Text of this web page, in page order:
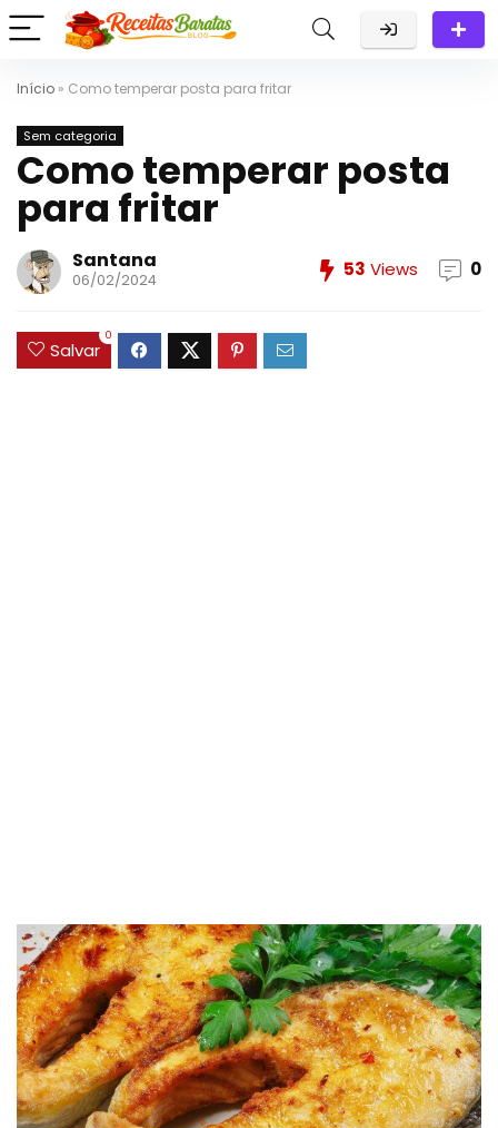
Início » Como temperar posta para fritar
Sem categoria
Como temperar posta
para fritar
Santana
06/02/2024 53 Views 0
Salvar
0